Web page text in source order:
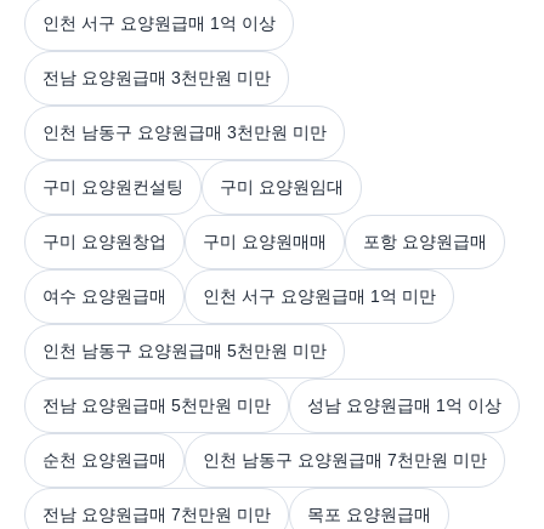
인천 서구 요양원급매 1억 이상
전남 요양원급매 3천만원 미만
인천 남동구 요양원급매 3천만원 미만
구미 요양원컨설팅 구미 요양원임대
구미 요양원창업 구미 요양원매매 포항 요양원급매
여수 요양원급매 인천 서구 요양원급매 1억 미만
인천 남동구 요양원급매 5천만원 미만
전남 요양원급매 5천만원 미만 성남 요양원급매 1억 이상
순천 요양원급매 인천 남동구 요양원급매 7천만원 미만
전남 요양원급매 7천만원 미만 목포 요양원급매